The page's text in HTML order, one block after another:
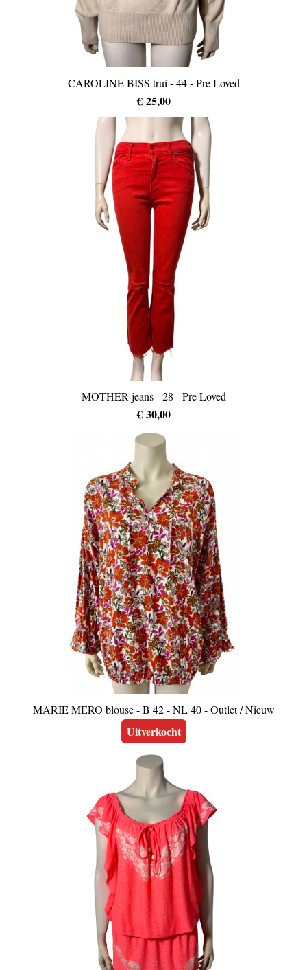
CAROLINE BISS trui - 44 - Pre Loved
€ 25,00
MOTHER jeans - 28 - Pre Loved
€ 30,00
MARIE MERO blouse - B 42 - NL 40 - Outlet / Nieuw
Uitverkocht